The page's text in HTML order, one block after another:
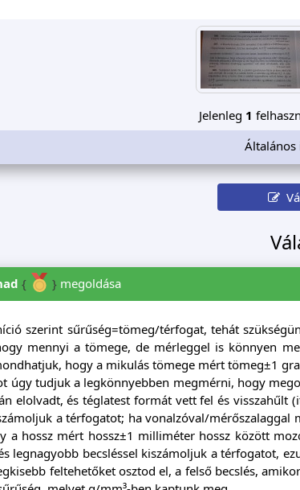
Jelenleg 1
Általános
{ }megoldása
szerint sűrűség=tömeg/térfogat, tehát
mennyi a tömege, de mérleggel is könnyen
hogy a mikulás tömege mért tömeg±1
úgy tudjuk a legkönnyebben megmérni, hogy
elolvadt, és téglatest formát vett fel és
a térfogatot; ha vonalzóval/
a hossz mért hossz±1 milliméter hossz között
legnagyobb becsléssel kiszámoljuk a térfogatot,
feltehetőket osztod el, a felső becslés,